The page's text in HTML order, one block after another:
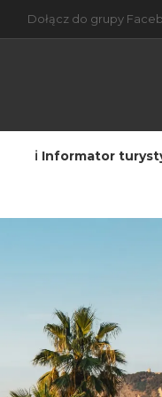
Dołącz do grupy
ℹ️ Informator